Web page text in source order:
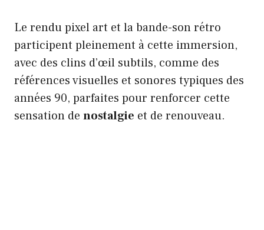
Le rendu pixel art et la bande-son rétro
participent pleinement à cette immersion,
avec des clins d’œil subtils, comme des
références visuelles et sonores typiques des
années 90, parfaites pour renforcer cette
sensation de nostalgie et de renouveau.